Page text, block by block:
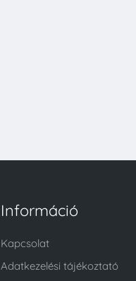
Információ
Kapcsolat
Adatkezelési tájékoztató